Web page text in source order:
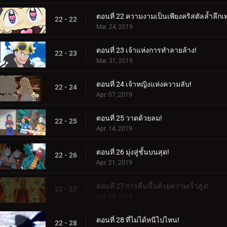
22 - 22 ตอนที่ 22 ความงามเป็นเพียงคริสตัลล้ำลึก
Mar. 24, 2019
22 - 23 ตอนที่ 23 เจ้าแห่งการทำลายล้าง!
Mar. 31, 2019
22 - 24 ตอนที่ 24 เจ้าหญิงแห่งความลับ!
Apr. 07, 2019
22 - 25 ตอนที่ 25 วาดด้วยลม!
Apr. 14, 2019
22 - 26 ตอนที่ 26 มุ่งสู่ชั้นบนสุด!
Apr. 21, 2019
22 - 27 ตอนที่ 27 การตื่นขึ้นด้วยความเร็วสูง!
Apr. 28, 2019
22 - 28 ตอนที่ 28 ที่ไม่ได้หนีไปไหน!